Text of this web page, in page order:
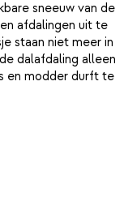
sneeuw van de
afdalingen uit te
staan niet meer in
dalafdaling alleen
en modder durft te